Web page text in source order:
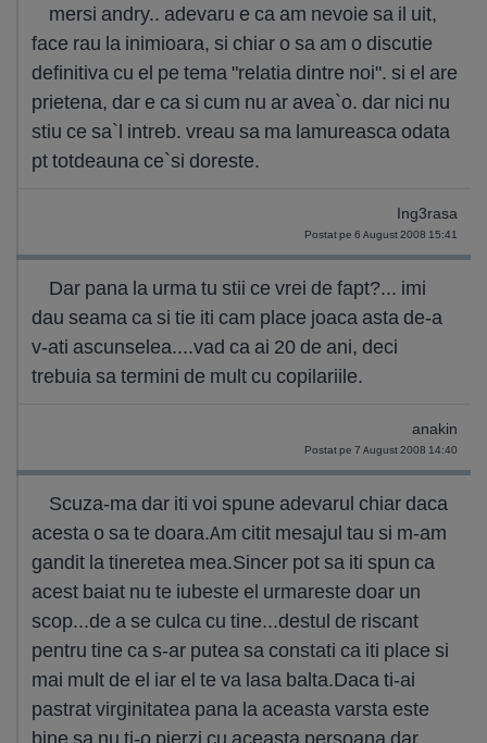
mersi andry.. adevaru e ca am nevoie sa il uit,
face rau la inimioara, si chiar o sa am o discutie
definitiva cu el pe tema "relatia dintre noi". si el are
prietena, dar e ca si cum nu ar avea`o. dar nici nu
stiu ce sa`l intreb. vreau sa ma lamureasca odata
pt totdeauna ce`si doreste.
Ing3rasa
Postat pe 6 August 2008 15:41
Dar pana la urma tu stii ce vrei de fapt?... imi
dau seama ca si tie iti cam place joaca asta de-a
v-ati ascunselea....vad ca ai 20 de ani, deci
trebuia sa termini de mult cu copilariile.
anakin
Postat pe 7 August 2008 14:40
Scuza-ma dar iti voi spune adevarul chiar daca
acesta o sa te doara.Am citit mesajul tau si m-am
gandit la tineretea mea.Sincer pot sa iti spun ca
acest baiat nu te iubeste el urmareste doar un
scop...de a se culca cu tine...destul de riscant
pentru tine ca s-ar putea sa constati ca iti place si
mai mult de el iar el te va lasa balta.Daca ti-ai
pastrat virginitatea pana la aceasta varsta este